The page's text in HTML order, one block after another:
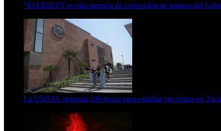
“El ERSEPT es otra agencia de colocación de amigos del
La UNSTA otorgará 100 becas para estudiar sin costos en